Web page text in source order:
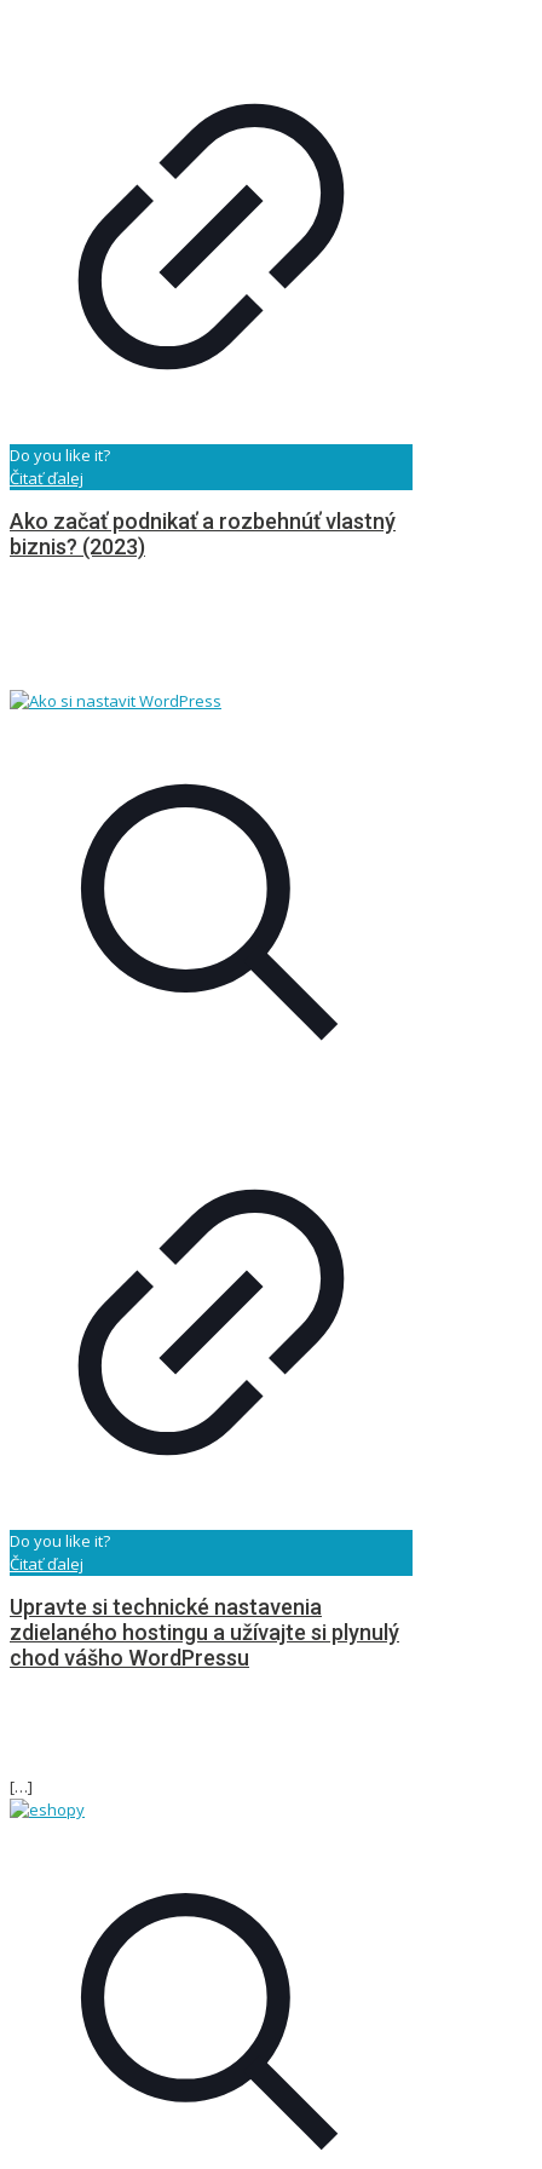
Do you like it?
Čitať ďalej
Ako začať podnikať a rozbehnúť vlastný
biznis? (2023)
Do you like it?
Čitať ďalej
Upravte si technické nastavenia
zdielaného hostingu a užívajte si plynulý
chod vášho WordPressu
[…]